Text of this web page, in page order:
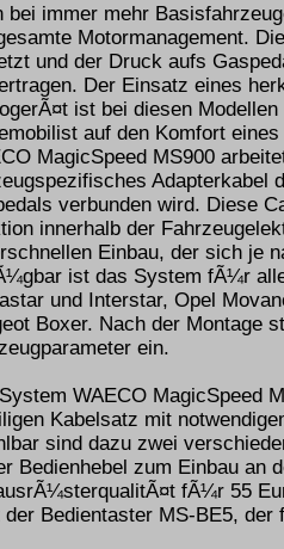
bei immer mehr
Motormanagement.
und der Druck aufs
Der Einsatz eines
ist bei diesen
auf den Komfort
MagicSpeed MS900
Adapterkabel
verbunden wird. Diese
innerhalb der
Einbau, der sich je
ist das System fÃ¼r
und Interstar, Opel
Boxer. Nach der Montage
ein.
WAECO MagicSpeed
Kabelsatz mit
sind dazu zwei
Bedienhebel zum Einbau an
fÃ¼r 55
der Bedientaster MS-BE5,